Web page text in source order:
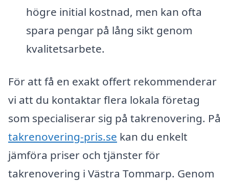
högre initial kostnad, men kan ofta
spara pengar på lång sikt genom
kvalitetsarbete.
För att få en exakt offert rekommenderar
vi att du kontaktar flera lokala företag
som specialiserar sig på takrenovering. På
takrenovering-pris.se kan du enkelt
jämföra priser och tjänster för
takrenovering i Västra Tommarp. Genom